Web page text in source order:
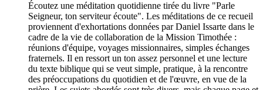
Écoutez une méditation quotidienne tirée du livre "Parle
Seigneur, ton serviteur écoute". Les méditations de ce recueil
proviennent d'exhortations données par Daniel Issarte dans le
cadre de la vie de collaboration de la Mission Timothée :
réunions d'équipe, voyages missionnaires, simples échanges
fraternels. Il en ressort un ton assez personnel et une lecture
du texte biblique qui se veut simple, pratique, à la rencontre
des préoccupations du quotidien et de l'œuvre, en vue de la